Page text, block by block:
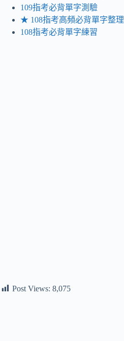
109指考必背單字測驗
★ 108指考高頻必背單字整理
108指考必背單字練習
Post Views: 8,075